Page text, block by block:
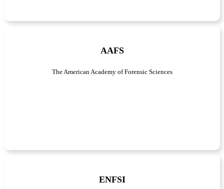
AAFS
The American Academy of Forensic Sciences
ENFSI